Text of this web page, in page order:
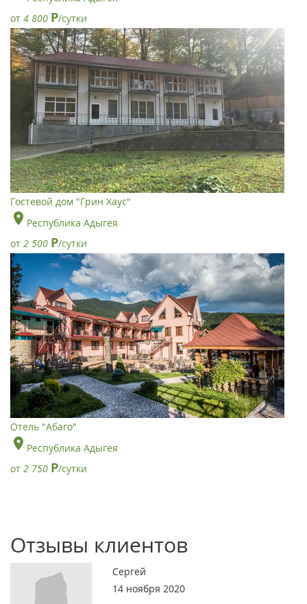
от 4 800 Р/сутки
Гостевой дом "Грин Хаус"
Республика Адыгея
от 2 500 Р/сутки
Отель "Абаго"
Республика Адыгея
от 2 750 Р/сутки
Отзывы клиентов
Сергей
14 ноября 2020